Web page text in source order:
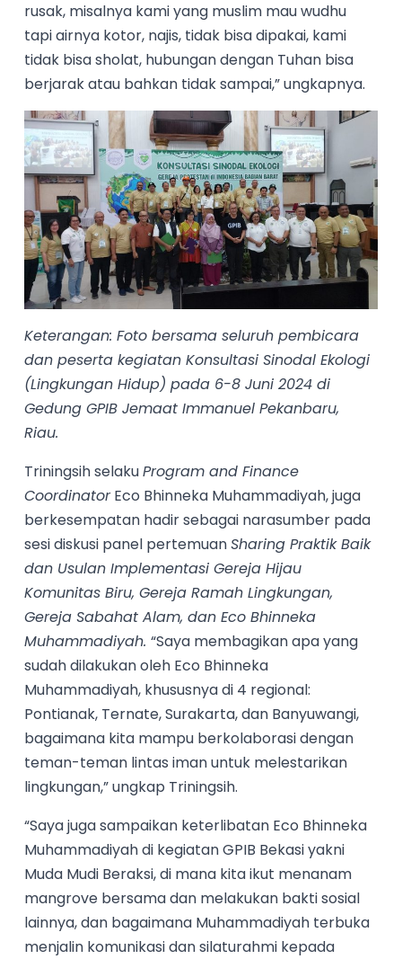
rusak, misalnya kami yang muslim mau wudhu
tapi airnya kotor, najis, tidak bisa dipakai, kami
tidak bisa sholat, hubungan dengan Tuhan bisa
berjarak atau bahkan tidak sampai,” ungkapnya.
Keterangan: Foto bersama seluruh pembicara
dan peserta kegiatan Konsultasi Sinodal Ekologi
(Lingkungan Hidup) pada 6-8 Juni 2024 di
Gedung GPIB Jemaat Immanuel Pekanbaru,
Riau.
Triningsih selakuProgram and Finance
CoordinatorEco Bhinneka Muhammadiyah, juga
berkesempatan hadir sebagai narasumber pada
sesi diskusi panel pertemuanSharing Praktik Baik
dan Usulan Implementasi Gereja Hijau
Komunitas Biru, Gereja Ramah Lingkungan,
Gereja Sabahat Alam, dan Eco Bhinneka
Muhammadiyah.“Saya membagikan apa yang
sudah dilakukan oleh Eco Bhinneka
Muhammadiyah, khususnya di 4 regional:
Pontianak, Ternate, Surakarta, dan Banyuwangi,
bagaimana kita mampu berkolaborasi dengan
teman-teman lintas iman untuk melestarikan
lingkungan,” ungkap Triningsih.
“Saya juga sampaikan keterlibatan Eco Bhinneka
Muhammadiyah di kegiatan GPIB Bekasi yakni
Muda Mudi Beraksi, di mana kita ikut menanam
mangrove bersama dan melakukan bakti sosial
lainnya, dan bagaimana Muhammadiyah terbuka
menjalin komunikasi dan silaturahmi kepada